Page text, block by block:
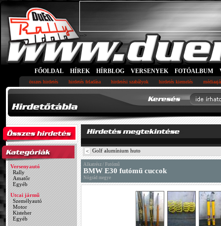
-->
FŐOLDAL HÍREK HÍRBLOG VERSENYEK FOTÓALBUM
összes hirdetés hirdetés feladása hirdetési szabályok hirdetés kiemelés
Versenyautó
Rally
Amatőr
Egyéb
Utcai jármű
Személyautó
Motor
Kisteher
Egyéb
< Golf alumínium huto
Alkatrész / Futómű
BMW E30 futómű cuccok
Nógrád megye